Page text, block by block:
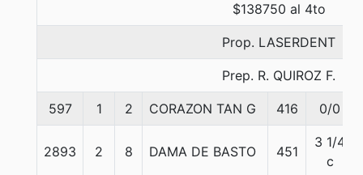
$138750 al 4to
Prop. LASERDENT
Prep. R. QUIROZ F.
597 1 2 CORAZON TAN G 416 0/0
2893 2 8 DAMA DE BASTO 451
3 1/4
c